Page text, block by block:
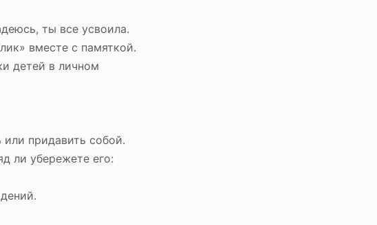
ты все усвоила.
вместе с памяткой.
детей в личном
придавить собой.
ли убережете его: